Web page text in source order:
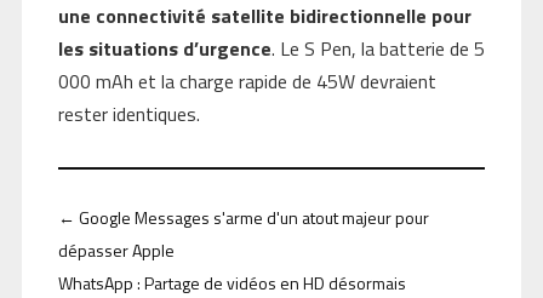
une connectivité satellite bidirectionnelle pour
les situations d’urgence. Le S Pen, la batterie de 5
000 mAh et la charge rapide de 45W devraient
rester identiques.
← Google Messages s'arme d'un atout majeur pour
dépasser Apple
WhatsApp : Partage de vidéos en HD désormais